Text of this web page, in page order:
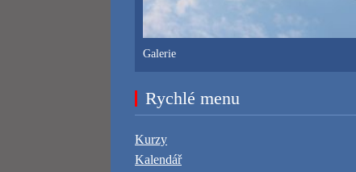
Galerie
Rychlé menu
Kurzy
Kalendář